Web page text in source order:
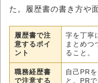
た。履歴書の書き方や
履歴書で注
意するポイ
ント
字を丁寧
まとめつ
ること。
職務経歴書
で注意する
自己PR
と。PR